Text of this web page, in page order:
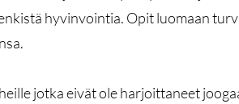
hyvinvointia. Opit luomaan
jotka eivät ole harjoittaneet